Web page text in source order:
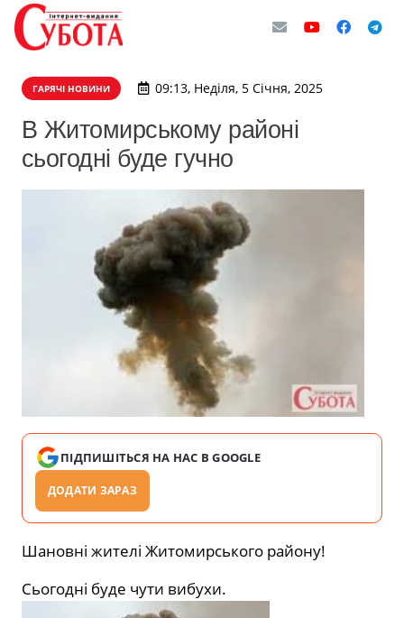
ГАРЯЧІ НОВИНИ 09:13, Неділя, 5 Січня, 2025
В Житомирському районі
сьогодні буде гучно
ПІДПИШІТЬСЯ НА НАС В GOOGLE
ДОДАТИ ЗАРАЗ
Шановні жителі Житомирського району!
Сьогодні буде чути вибухи.